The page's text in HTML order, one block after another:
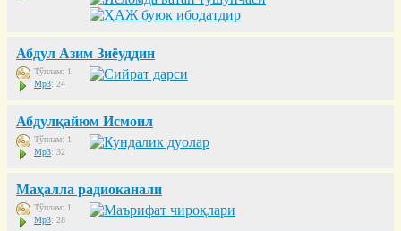
Абдул Азим Зиёуддин
Тўплам: 1
Mp3: 24
Абдулқайюм Исмоил
Тўплам: 1
Mp3: 32
Маҳалла радиоканали
Тўплам: 1
Mp3: 28